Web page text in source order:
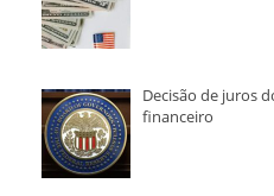
Decisão de juros
financeiro